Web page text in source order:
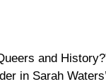
and
in Sarah